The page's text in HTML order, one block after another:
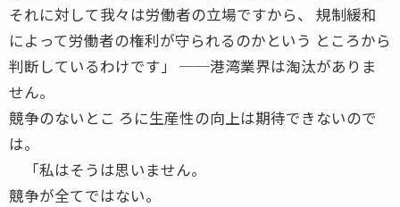
それに対して我々は労働者の立場ですから、 規制緩和
によって労働者の権利が守られるのかという ところから
判断しているわけです」 ──港湾業界は淘汰がありま
せん。
競争のないとこ ろに生産性の向上は期待できないので
は。
「私はそうは思いません。
競争が全てではない。